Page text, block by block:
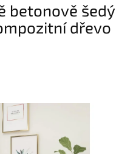
betonově šedý
dřevo
hvězdiček.